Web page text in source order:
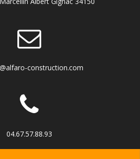
construction.com
04.67.57.88.93